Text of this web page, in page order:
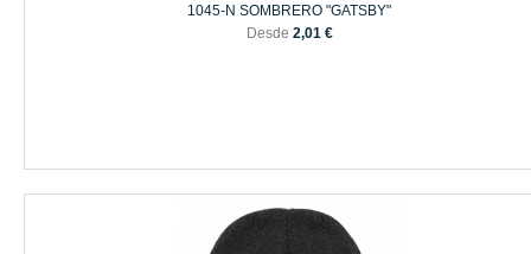
1045-N SOMBRERO "GATSBY"
Desde 2,01 €